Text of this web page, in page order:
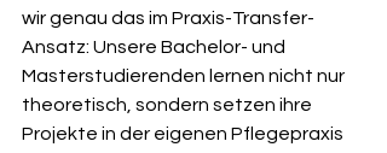
wir genau das im Praxis-Transfer-
Ansatz: Unsere Bachelor- und
Masterstudierenden lernen nicht nur
theoretisch, sondern setzen ihre
Projekte in der eigenen Pflegepraxis